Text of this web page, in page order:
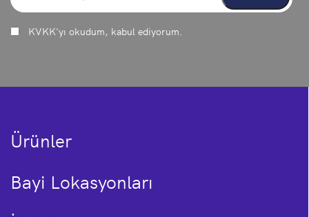
KVKK'yı okudum, kabul ediyorum.
Ürünler
Bayi Lokasyonları